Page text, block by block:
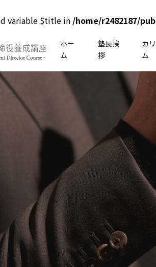
variable $title in /home/r2482187/
ホー
ム
塾長挨
拶
カ
ム